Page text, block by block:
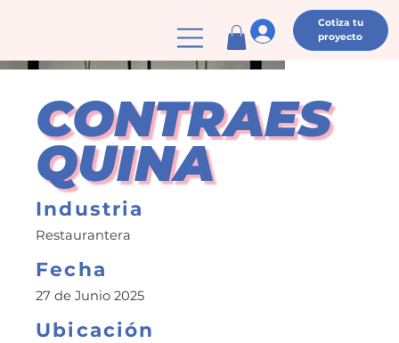
Cotiza tu
proyecto
CONTRAES
QUINA
Industria
Restaurantera
Fecha
27 de Junio 2025
Ubicación